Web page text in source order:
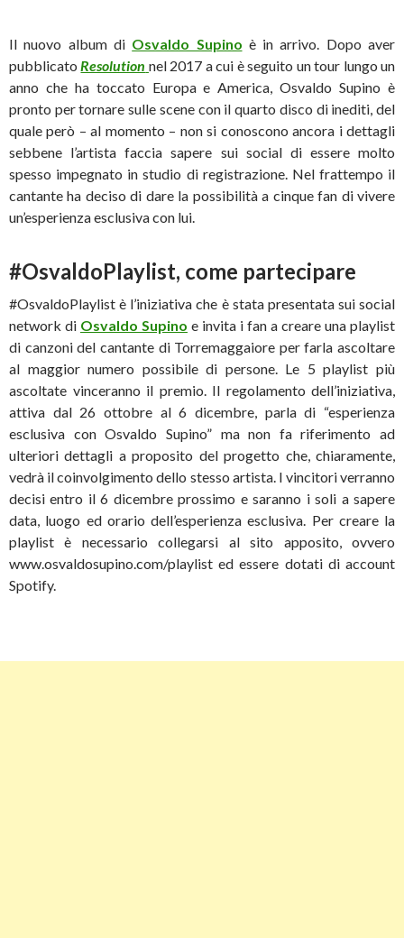
Il nuovo album di Osvaldo Supino è in arrivo. Dopo aver
pubblicato Resolution nel 2017 a cui è seguito un tour lungo un
anno che ha toccato Europa e America, Osvaldo Supino è
pronto per tornare sulle scene con il quarto disco di inediti, del
quale però – al momento – non si conoscono ancora i dettagli
sebbene l’artista faccia sapere sui social di essere molto
spesso impegnato in studio di registrazione. Nel frattempo il
cantante ha deciso di dare la possibilità a cinque fan di vivere
un’esperienza esclusiva con lui.
#OsvaldoPlaylist, come partecipare
#OsvaldoPlaylist è l’iniziativa che è stata presentata sui social
network di Osvaldo Supino e invita i fan a creare una playlist
di canzoni del cantante di Torremaggaiore per farla ascoltare
al maggior numero possibile di persone. Le 5 playlist più
ascoltate vinceranno il premio. Il regolamento dell’iniziativa,
attiva dal 26 ottobre al 6 dicembre, parla di “esperienza
esclusiva con Osvaldo Supino” ma non fa riferimento ad
ulteriori dettagli a proposito del progetto che, chiaramente,
vedrà il coinvolgimento dello stesso artista. I vincitori verranno
decisi entro il 6 dicembre prossimo e saranno i soli a sapere
data, luogo ed orario dell’esperienza esclusiva. Per creare la
playlist è necessario collegarsi al sito apposito, ovvero
www.osvaldosupino.com/playlist ed essere dotati di account
Spotify.